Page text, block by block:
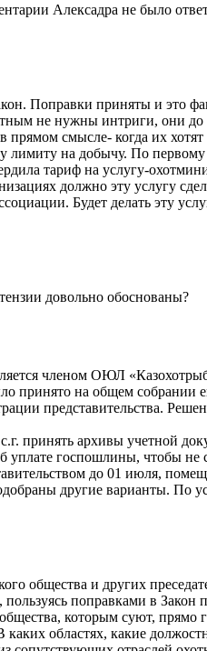
Алексадра не было
Поправки приняты и это
не нужны интриги, они до
смысле- когда их
на добычу. По
тариф на услугу-
должно эту услугу
Будет делать эту
довольно обоснованы?
членом ОЮЛ
принято на общем собрании
представительства.
принять архивы учетной
уплате госпошлины, чтобы не
до 01 июля,
другие варианты. По
общества и других
поправками в Закон
которым суют, прямо
каких областях, какие